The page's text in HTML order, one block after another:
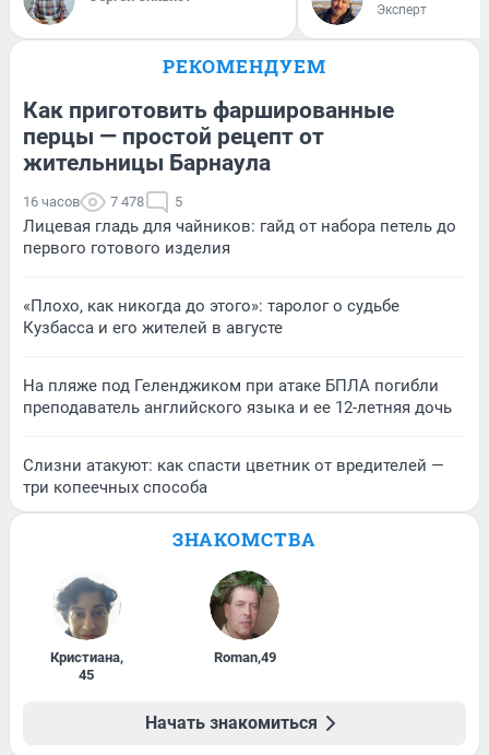
Эксперт
РЕКОМЕНДУЕМ
Как приготовить фаршированные
перцы — простой рецепт от
жительницы Барнаула
16 часов 7 478 5
Лицевая гладь для чайников: гайд от набора петель до
первого готового изделия
«Плохо, как никогда до этого»: таролог о судьбе
Кузбасса и его жителей в августе
На пляже под Геленджиком при атаке БПЛА погибли
преподаватель английского языка и ее 12-летняя дочь
Слизни атакуют: как спасти цветник от вредителей —
три копеечных способа
ЗНАКОМСТВА
Кристиана,
45
Roman,49
Начать знакомиться